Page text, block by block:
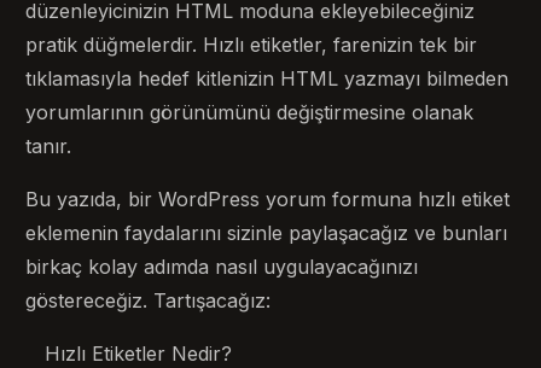
düzenleyicinizin HTML moduna ekleyebileceğiniz
pratik düğmelerdir. Hızlı etiketler, farenizin tek bir
tıklamasıyla hedef kitlenizin HTML yazmayı bilmeden
yorumlarının görünümünü değiştirmesine olanak
tanır.
Bu yazıda, bir WordPress yorum formuna hızlı etiket
eklemenin faydalarını sizinle paylaşacağız ve bunları
birkaç kolay adımda nasıl uygulayacağınızı
göstereceğiz. Tartışacağız:
Hızlı Etiketler Nedir?